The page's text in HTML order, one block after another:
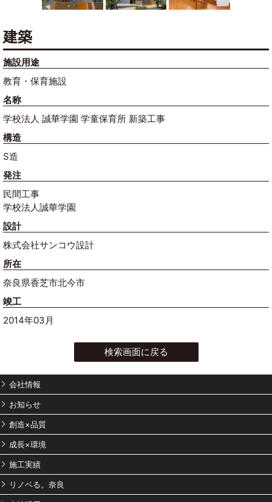
建築
施設用途
教育・保育施設
名称
学校法人 誠華学園 学童保育所 新築工事
構造
S造
発注
民間工事
学校法人誠華学園
設計
株式会社サンコウ設計
所在
奈良県香芝市北今市
竣工
2014年03月
検索画面に戻る
会社情報
お知らせ
創造×品質
成長×環境
施工実績
リノベる。奈良